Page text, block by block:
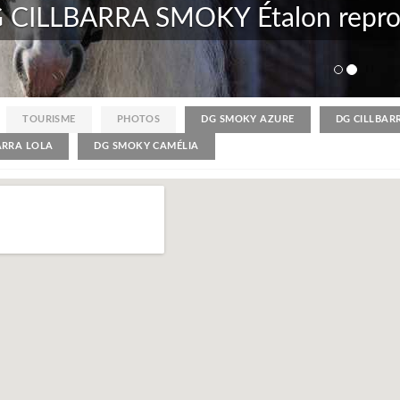
TOURISME PHOTOS DG SMOKY AZURE DG
LOLA DG SMOKY CAMÉLIA